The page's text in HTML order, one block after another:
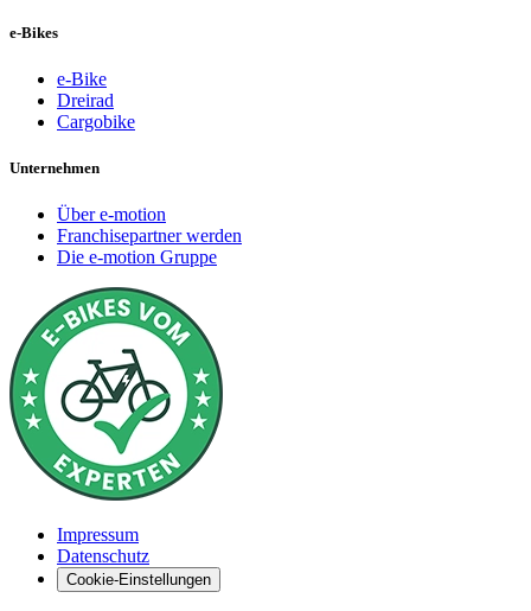
e-Bikes
e-Bike
Dreirad
Cargobike
Unternehmen
Über e-motion
Franchisepartner werden
Die e-motion Gruppe
Impressum
Datenschutz
Cookie-Einstellungen